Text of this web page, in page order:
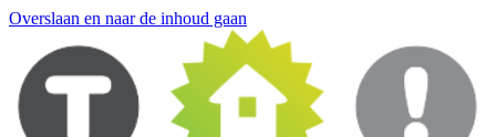
Overslaan en naar de inhoud gaan